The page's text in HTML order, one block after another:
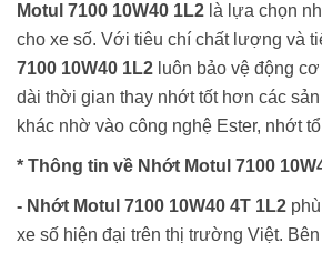
Motul 7100 10W40 1L2 là lựa chọn
cho xe số. Với tiêu chí chất lượng và
7100 10W40 1L2 luôn bảo vệ động
dài thời gian thay nhớt tốt hơn các
khác nhờ vào công nghệ Ester, nhớt
* Thông tin về Nhớt Motul 7100
- Nhớt Motul 7100 10W40 4T 1L2
xe số hiện đại trên thị trường Việt.